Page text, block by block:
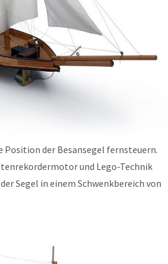
Position der Besansegel fernsteuern.
und Lego-Technik
Segel in einem Schwenkbereich von